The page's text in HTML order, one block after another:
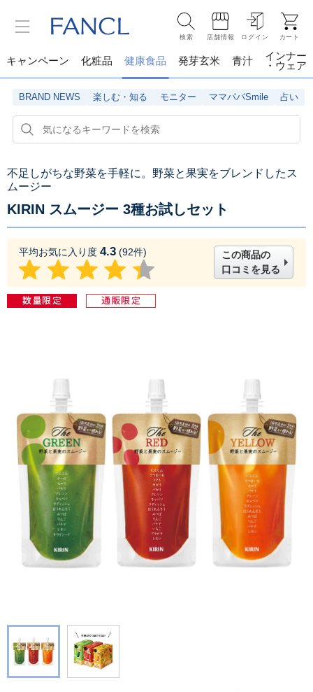
検索 店舗情報 ログイン カート
キャンペーン 化粧品 健康食品 発芽玄米 青汁
インナー
・ウェア
BRAND NEWS 楽しむ・知る モニター ママパパSmile 占い
不足しがちな野菜を手軽に。野菜と果実をブレンドしたス
ムージー
KIRIN スムージー 3種お試しセット
平均お気に入り度 4.3 (92件)
この商品の
口コミを見る